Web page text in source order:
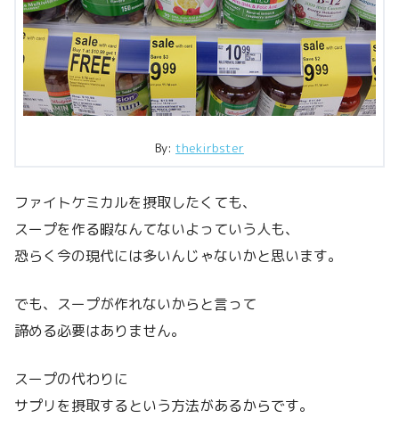
By: thekirbster
ファイトケミカルを摂取したくても、
スープを作る暇なんてないよっていう人も、
恐らく今の現代には多いんじゃないかと思います。
でも、スープが作れないからと言って
諦める必要はありません。
スープの代わりに
サプリを摂取するという方法があるからです。